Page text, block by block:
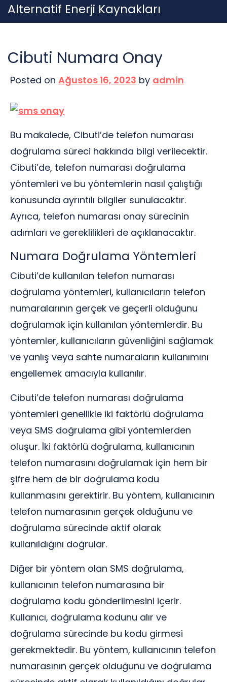
Skip
to
Alternatif Enerji Kaynakları
Cibuti Numara Onay
Posted on Ağustos 16, 2023 by admin
Bu makalede, Cibuti’de telefon numarası
doğrulama süreci hakkında bilgi verilecektir.
Cibuti’de, telefon numarası doğrulama
yöntemleri ve bu yöntemlerin nasıl çalıştığı
konusunda ayrıntılı bilgiler sunulacaktır.
Ayrıca, telefon numarası onay sürecinin
adımları ve gereklilikleri de açıklanacaktır.
Numara Doğrulama Yöntemleri
Cibuti’de kullanılan telefon numarası
doğrulama yöntemleri, kullanıcıların telefon
numaralarının gerçek ve geçerli olduğunu
doğrulamak için kullanılan yöntemlerdir. Bu
yöntemler, kullanıcıların güvenliğini sağlamak
ve yanlış veya sahte numaraların kullanımını
engellemek amacıyla kullanılır.
Cibuti’de telefon numarası doğrulama
yöntemleri genellikle iki faktörlü doğrulama
veya SMS doğrulama gibi yöntemlerden
oluşur. İki faktörlü doğrulama, kullanıcının
telefon numarasını doğrulamak için hem bir
şifre hem de bir doğrulama kodu
kullanmasını gerektirir. Bu yöntem, kullanıcının
telefon numarasının gerçek olduğunu ve
doğrulama sürecinde aktif olarak
kullanıldığını doğrular.
Diğer bir yöntem olan SMS doğrulama,
kullanıcının telefon numarasına bir
doğrulama kodu gönderilmesini içerir.
Kullanıcı, doğrulama kodunu alır ve
doğrulama sürecinde bu kodu girmesi
gerekmektedir. Bu yöntem, kullanıcının telefon
numarasının gerçek olduğunu ve doğrulama